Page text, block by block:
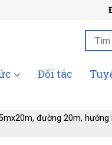
Đối tác
đường 20m, hướng